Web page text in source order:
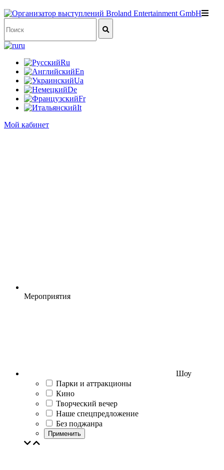
ru
Ru
En
Ua
De
Fr
It
Мой кабинет
Мероприятия
Шоу
Парки и аттракционы
Кино
Творческий вечер
Наше спецпредложение
Без поджанра
Применить